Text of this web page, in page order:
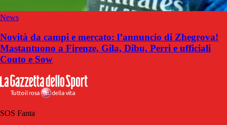
News
Novità da campi e mercato: l’annuncio di Zhegrova!
Mastantuono a Firenze, Gila, Dibu, Perri e ufficiali
Couto e Sow
SOS Fanta